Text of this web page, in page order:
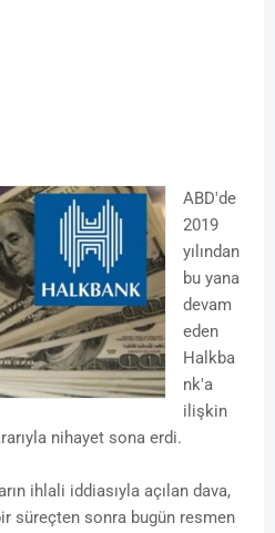
ABD'de
2019
yılından
bu yana
devam
eden
Halkba
nk'a
ilişkin
nihayet sona erdi.
ihlali iddiasıyla açılan dava,
süreçten sonra bugün resmen